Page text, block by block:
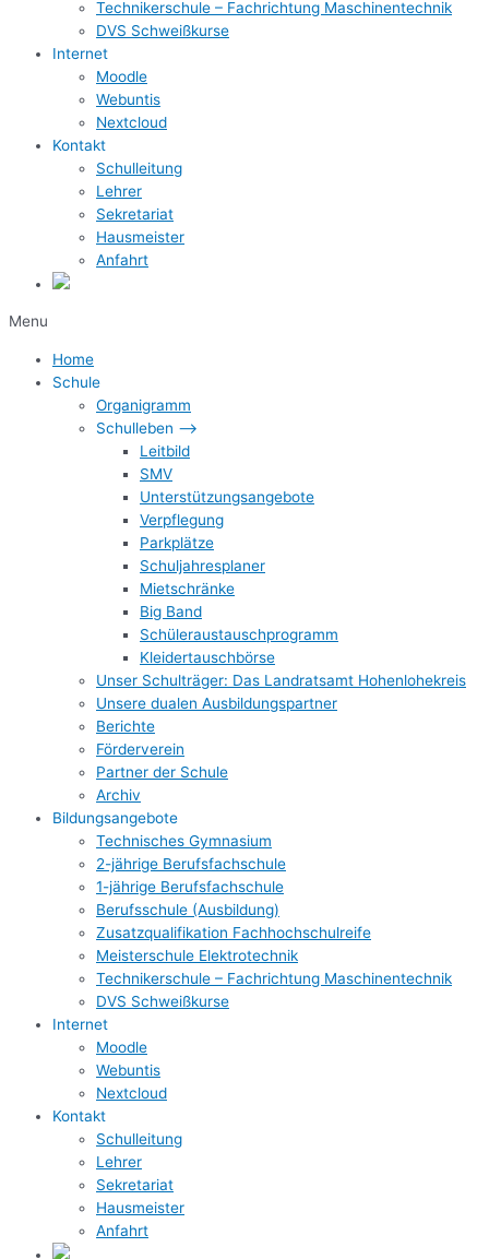
Technikerschule – Fachrichtung Maschinentechnik
DVS Schweißkurse
Internet
Moodle
Webuntis
Nextcloud
Kontakt
Schulleitung
Lehrer
Sekretariat
Hausmeister
Anfahrt
Menu
Home
Schule
Organigramm
Schulleben –>
Leitbild
SMV
Unterstützungsangebote
Verpflegung
Parkplätze
Schuljahresplaner
Mietschränke
Big Band
Schüleraustauschprogramm
Kleidertauschbörse
Unser Schulträger: Das Landratsamt Hohenlohekreis
Unsere dualen Ausbildungspartner
Berichte
Förderverein
Partner der Schule
Archiv
Bildungsangebote
Technisches Gymnasium
2-jährige Berufsfachschule
1-jährige Berufsfachschule
Berufsschule (Ausbildung)
Zusatzqualifikation Fachhochschulreife
Meisterschule Elektrotechnik
Technikerschule – Fachrichtung Maschinentechnik
DVS Schweißkurse
Internet
Moodle
Webuntis
Nextcloud
Kontakt
Schulleitung
Lehrer
Sekretariat
Hausmeister
Anfahrt